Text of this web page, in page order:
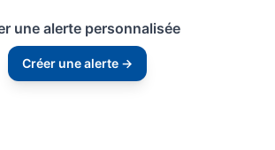
une alerte personnalisée
Créer une alerte →